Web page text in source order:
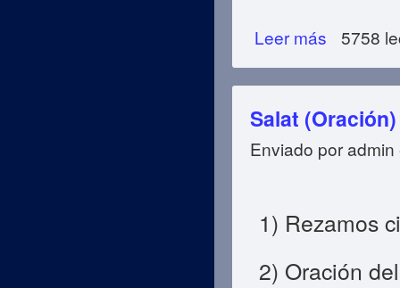
Leer más sobre Al-
5758
Salat (Oración)
Enviado poradmin
1) Rezamos
2) Oración